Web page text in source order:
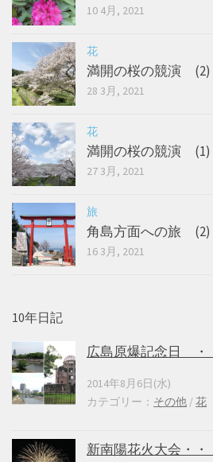
10 4月, 2021
花
満開の桜の競演 (2)
28 3月, 2021
花
満開の桜の競演 (1)
27 3月, 2021
旅
角島方面への旅 (2)
16 3月, 2021
10年日記
広島原爆記念日 ・
2014年8月6日(水)
カテゴリー： その他 /花
新南陽花火大会・・